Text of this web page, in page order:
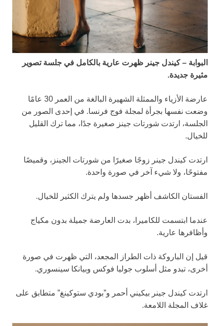
البوابة – كيندل جينر ظهرت عارية بالكامل في جلسة تصوير
مثيرة جديدة.
عارضة الأزياء والممثلة الشهيرة البالغة من العمر 30 عامًا
وضعت نفسها بجرأة لمجلة فوج فرنسا. في إحدى الصور من
الجلسة، ارتدت شورتات جينز صغيرة جدًا، مما ترك القليل
للخيال.
ارتدت كيندل جينر زوجًا صغيرًا من شورتات الجينز، وقميصًا
مفتوحًا، ولا شيء آخر في صورة واحدة.
الفستان الكاشف أظهر جسدها ولم يترك الكثير للخيال.
عندما ابتسمت للكاميرا، بدت العارضة جميلة بدون مكياج
وأظافرها عارية.
قيل إن الباروكة ذات الطراز المجعد، التي ظهرت في صورة
أخرى، تبدو مثل أسلوب جوليا فوكس وبيانكا سينسوري.
ارتدت كيندل جينر بيكيني أحمر و”بودي ستوكينغ” متطابق على
غلاف المجلة اللامعة.